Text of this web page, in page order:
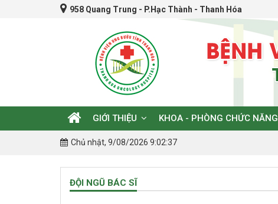
958 Quang Trung - P.Hạc Thành - Thanh Hóa
GIỚI THIỆU KHOA - PHÒNG CHỨC NĂNG
Chủ nhật, 9/08/2026 9:02:37
ĐỘI NGŨ BÁC SĨ